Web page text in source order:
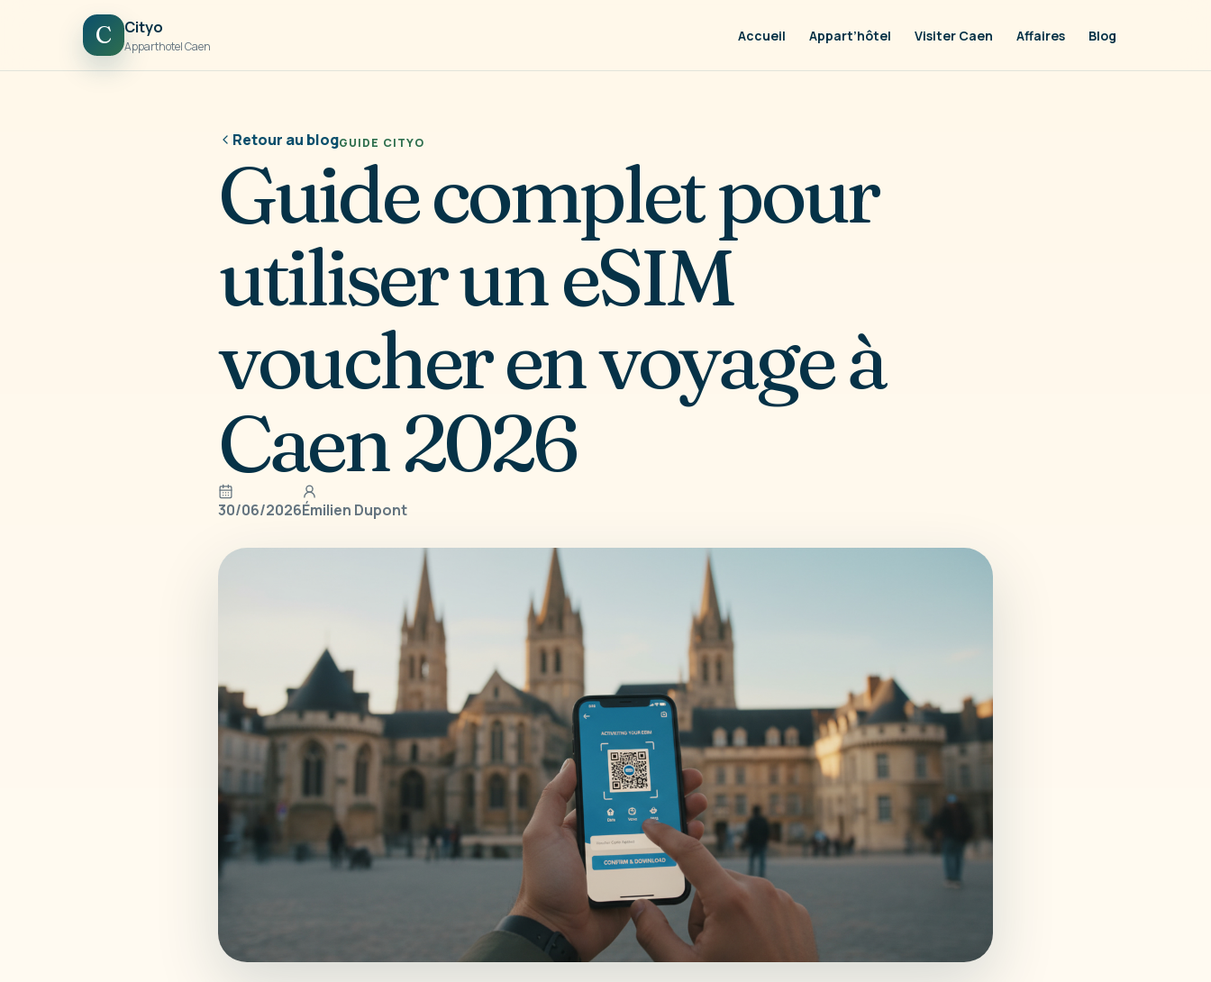
C Cityo
Apparthotel Caen
Accueil Appart’hôtel Visiter Caen Affaires Blog
Retour au blogGUIDE CITYO
Guide complet pour
utiliser un eSIM
voucher en voyage à
Caen 2026
30/06/2026Émilien Dupont